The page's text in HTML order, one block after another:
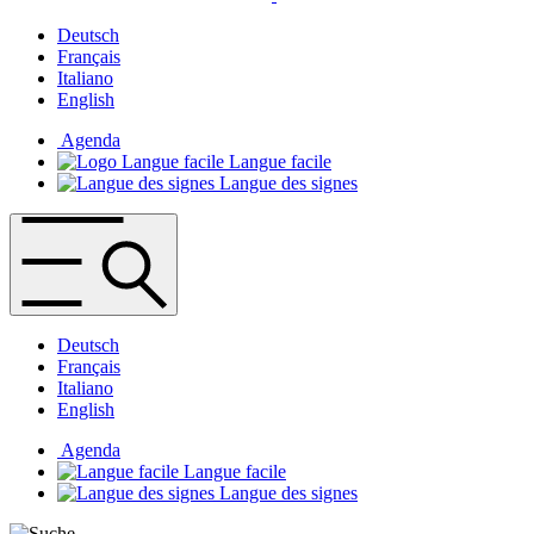
Deutsch
Français
Italiano
English
Agenda
Langue facile
Langue des signes
Deutsch
Français
Italiano
English
Agenda
Langue facile
Langue des signes